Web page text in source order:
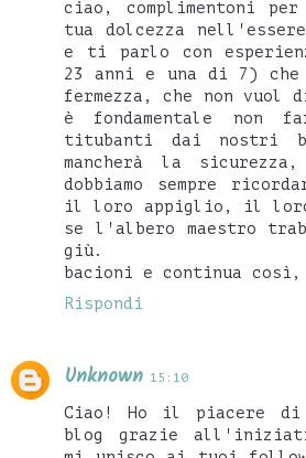
ciao, complimentoni
tua dolcezza nell'essere
e ti parlo con
23 anni e una di 7)
fermezza, che non vuol
è fondamentale non
titubanti dai nostri
mancherà la
dobbiamo sempre
il loro appiglio, il loro
se l'albero maestro
giù.
bacioni e continua
Rispondi
Unknown 15:10
Ciao! Ho il piacere di
blog grazie